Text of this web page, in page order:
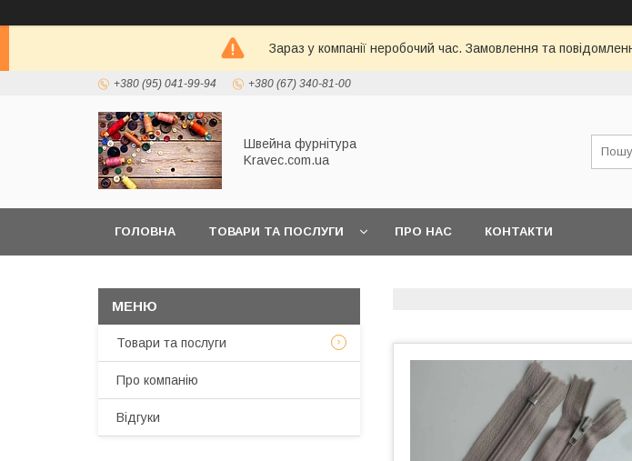
Зараз у компанії неробочий час. Замовлення та
+380 (95) 041-99-94 +380 (67) 340-81-00
Швейна фурнітура
Kravec.com.ua
ГОЛОВНА ТОВАРИ ТА ПОСЛУГИ ПРО НАС КОНТАКТИ
Товари та послуги
Про компанію
Відгуки